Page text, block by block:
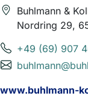
Buhlmann &
Nordring 29,
+49 (69) 907
www.buhlmann-